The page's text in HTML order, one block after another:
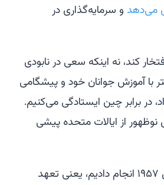
می‌دهد و سرمایه‌گذاری در
کند، نه اینکه سعی در نابودی
با آموزش جوانان خود و پیشگامی
برابر چین ایستادگی می‌کنیم.
نوظهور از ایالات متحده پیشی
بنابراین، ما باید کاری را انجام دهیم که پس از اسپوتنیک در سال ۱۹۵۷ انجام دادیم، یعنی تعهد